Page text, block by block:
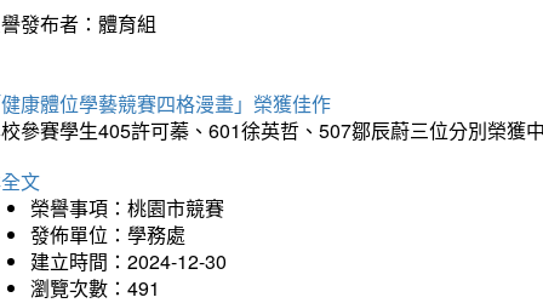
發布者：體育組
康體位學藝競賽四格漫畫」榮獲佳作
參賽學生405許可蓁、601徐英哲、507鄒辰蔚三位分別榮獲
文
榮譽事項：桃園市競賽
發佈單位：學務處
建立時間：2024-12-30
瀏覽次數：491